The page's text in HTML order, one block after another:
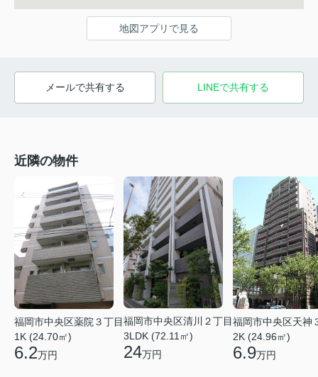
地図アプリで見る
メールで共有する LINEで共有する
近隣の物件
福岡市中央区薬院３丁目
1K (24.70㎡)
6.2万円
福岡市中央区清川２丁目
3LDK (72.11㎡)
24万円
福岡市中央区天神
2K (24.96㎡)
6.9万円